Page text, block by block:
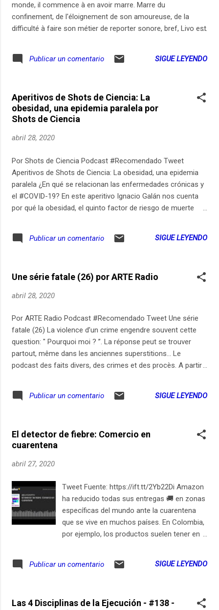
monde, il commence à en avoir marre. Marre du
confinement, de l'éloignement de son amoureuse, de la
difficulté à faire son métier de reporter sonore, bref, Livo est
monter, à remixer. Il lui reste sa fille, les chansons
détournées, les apéros illégaux, les aide-soignantes des
Chaque mercredi, Dépêche découpe l'actu avec un micro.
Abonnez-vous à ce podcast sur notre site, Apple Podcasts,
SoundCloud ou Deezer. Enregistrements : 28 mars, 20, 23,
24, 27, 28 avril 20 - Mix : Charlie Marcelet - Texte, voix,
Publicar un comentario SIGUE LEYENDO
Aperitivos de Shots de Ciencia: La
obesidad, una epidemia paralela por
Shots de Ciencia
abril 28, 2020
Por Shots de Ciencia Podcast #Recomendado Tweet
Aperitivos de Shots de Ciencia: La obesidad, una epidemia
paralela ¿En qué se relacionan las enfermedades crónicas y
el #COVID-19? En este aperitivo Ignacio Galán nos cuenta
por qué la obesidad, el quinto factor de riesgo de muerte
https://ift.tt/34M3b5h O apóyennos desde varias
Coronavirus (COVID-19) & Obesity https://ift.tt/3aJY9Yv
(este artículo tiene más de un mes de publicado)
https://ift.tt/2wJtIDU Veel patiënten op IC met overgewicht,
'maar ga nu niet te streng diëten' https://ift.tt/39u6QW4 Did
the Food Environment Cause the Obesity Epidemic?
https://ift.tt/3aM2OJw
Publicar un comentario SIGUE LEYENDO
Une série fatale (26) por ARTE Radio
abril 28, 2020
Por ARTE Radio Podcast #Recomendado Tweet Une série
fatale (26) La violence d’un crime engendre souvent cette
question: " Pourquoi moi ? ”. La réponse peut se trouver
partout, même dans les anciennes superstitions... Le
podcast des faits divers, des crimes et des procès. A partir
judiciaire Élise Costa jure de raconter «sans haine et sans
crainte» l’inhumain en chacun et l’humain en nous tous. En
Arnaud Forest - Illustration : Simon Leclerc - Production :
ARTE Radio
Publicar un comentario SIGUE LEYENDO
El detector de fiebre: Comercio en
cuarentena
abril 27, 2020
Tweet Fuente: https://ift.tt/2Yb22Di Amazon
ha reducido todas sus entregas 🚚 en zonas
específicas del mundo ante la cuarentena
que se vive en muchos países. En Colombia,
por ejemplo, los productos suelen tener en
hemos reducido temporalmente la selección
disponibilidad de la selección lo antes
Publicar un comentario SIGUE LEYENDO
Las 4 Disciplinas de la Ejecución - #138 -